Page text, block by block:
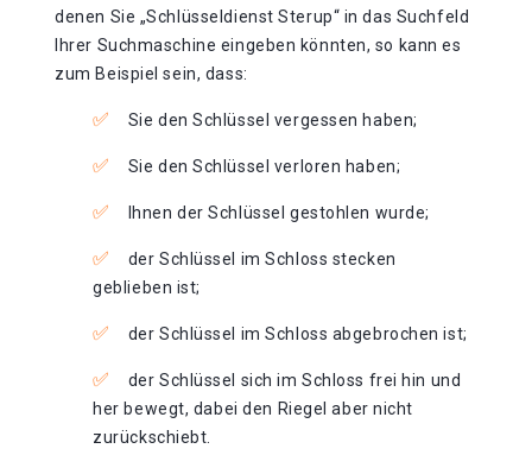
denen Sie „Schlüsseldienst Sterup“ in das Suchfeld
Ihrer Suchmaschine eingeben könnten, so kann es
zum Beispiel sein, dass:
Sie den Schlüssel vergessen haben;
Sie den Schlüssel verloren haben;
Ihnen der Schlüssel gestohlen wurde;
der Schlüssel im Schloss stecken
geblieben ist;
der Schlüssel im Schloss abgebrochen ist;
der Schlüssel sich im Schloss frei hin und
her bewegt, dabei den Riegel aber nicht
zurückschiebt.